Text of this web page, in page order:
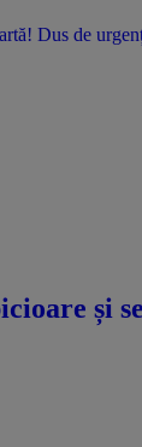
Dus de
și